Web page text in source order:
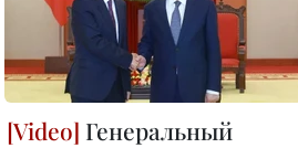
Генеральный